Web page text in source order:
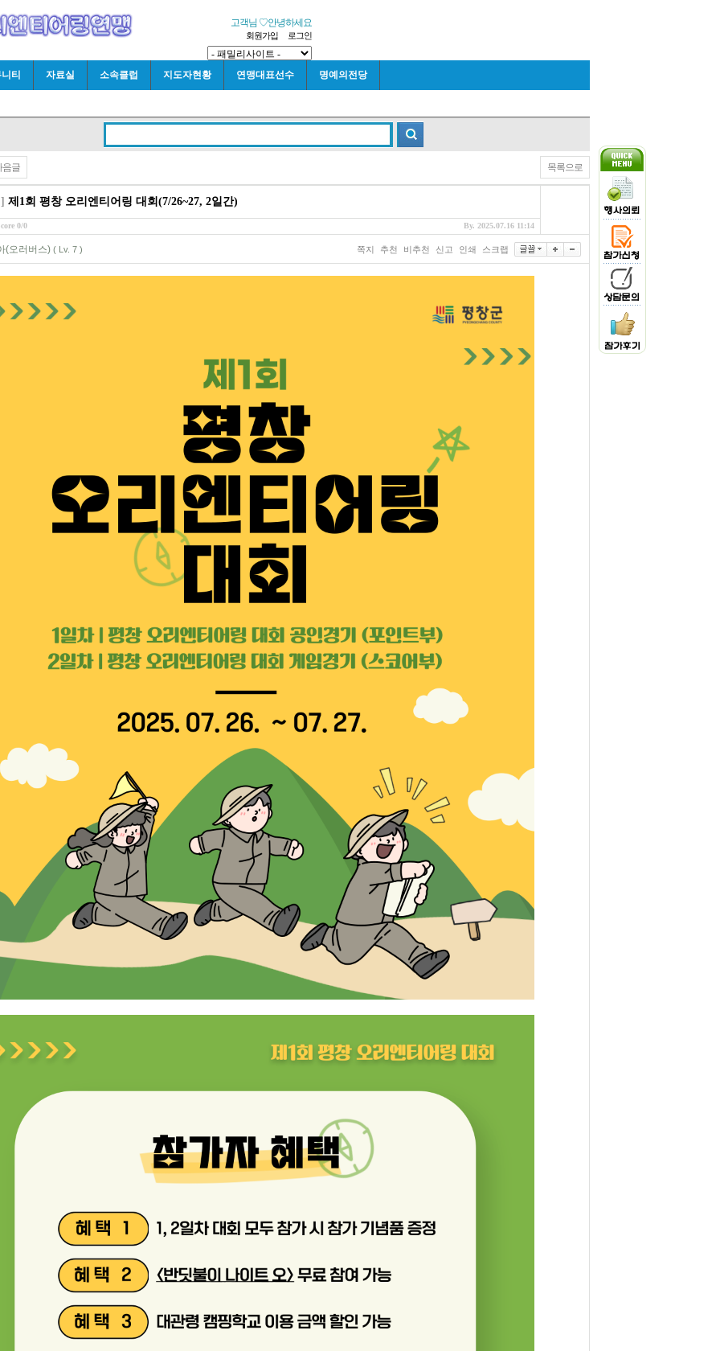
고객님 ♡안녕하세요
회원가입 로그인
티 자료실 소속클럽 지도자현황 연맹대표선수 명예의전당
음글 목록으로
제1회 평창 오리엔티어링 대회(7/26~27, 2일간)
0/0 By. 2025.07.16 11:14
(오러버스) ( Lv. 7 ) 쪽지 추천 비추천 신고 인쇄 스크랩